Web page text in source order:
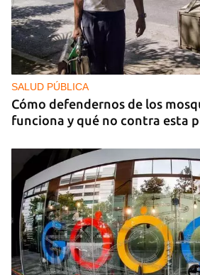
SALUD PÚBLICA
Cómo defendernos de los
funciona y qué no contra esta